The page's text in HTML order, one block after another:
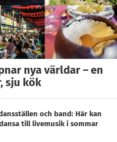
nya världar – en
sju kök
och band: Här kan
till livemusik i sommar